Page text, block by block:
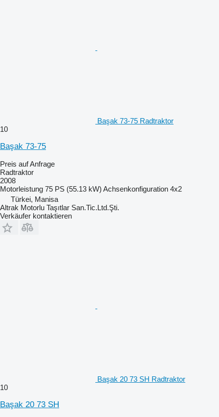
Başak 73-75 Radtraktor
10
Başak 73-75
Preis auf Anfrage
Radtraktor
2008
Motorleistung 75 PS (55.13 kW) Achsenkonfiguration 4x2
Türkei, Manisa
Altrak Motorlu Taşıtlar San.Tic.Ltd.Şti.
Verkäufer kontaktieren
Başak 20 73 SH Radtraktor
10
Başak 20 73 SH